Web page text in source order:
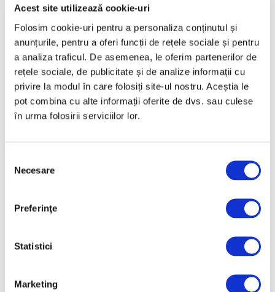
Acest site utilizează cookie-uri
Folosim cookie-uri pentru a personaliza conținutul și
anunțurile, pentru a oferi funcții de rețele sociale și pentru
a analiza traficul. De asemenea, le oferim partenerilor de
rețele sociale, de publicitate și de analize informații cu
privire la modul în care folosiți site-ul nostru. Aceștia le
pot combina cu alte informații oferite de dvs. sau culese
în urma folosirii serviciilor lor.
consimțământului
Necesare
Preferinţe
Statistici
Marketing
Martie 2025
Februarie 2025
Ianuarie 2025
Noiembrie 2024
Octombrie 2024
Martie 2024
Ianuarie 2024